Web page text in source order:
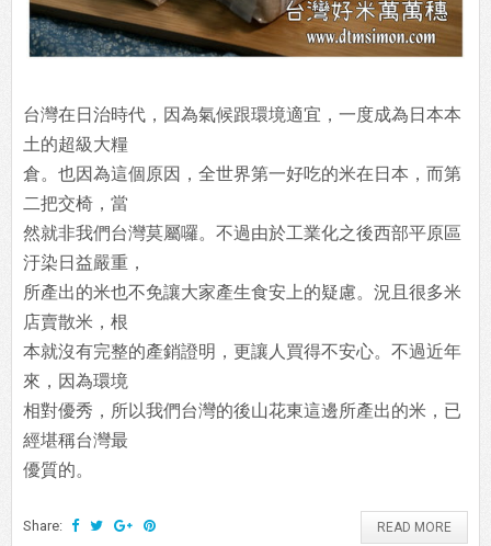
台灣在日治時代，因為氣候跟環境適宜，一度成為日本本
土的超級大糧
倉。也因為這個原因，全世界第一好吃的米在日本，而第
二把交椅，當
然就非我們台灣莫屬囉。不過由於工業化之後西部平原區
汙染日益嚴重，
所產出的米也不免讓大家產生食安上的疑慮。況且很多米
店賣散米，根
本就沒有完整的產銷證明，更讓人買得不安心。不過近年
來，因為環境
相對優秀，所以我們台灣的後山花東這邊所產出的米，已
經堪稱台灣最
優質的。
Share: READ MORE